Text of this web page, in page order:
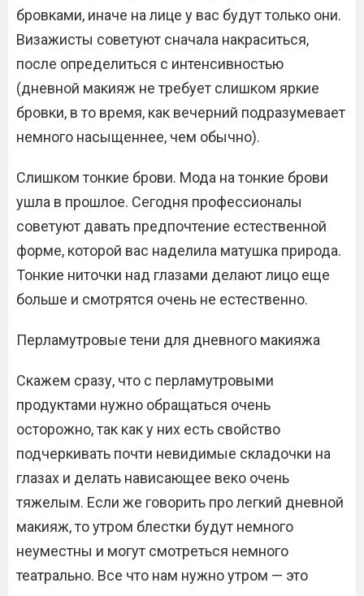
бровками, иначе на лице у вас будут только они.
Визажисты советуют сначала накраситься,
после определиться с интенсивностью
(дневной макияж не требует слишком яркие
бровки, в то время, как вечерний подразумевает
немного насыщеннее, чем обычно).
Слишком тонкие брови. Мода на тонкие брови
ушла в прошлое. Сегодня профессионалы
советуют давать предпочтение естественной
форме, которой вас наделила матушка природа.
Тонкие ниточки над глазами делают лицо еще
больше и смотрятся очень не естественно.
Перламутровые тени для дневного макияжа
Скажем сразу, что с перламутровыми
продуктами нужно обращаться очень
осторожно, так как у них есть свойство
подчеркивать почти невидимые складочки на
глазах и делать нависающее веко очень
тяжелым. Если же говорить про легкий дневной
макияж, то утром блестки будут немного
неуместны и могут смотреться немного
театрально. Все что нам нужно утром — это